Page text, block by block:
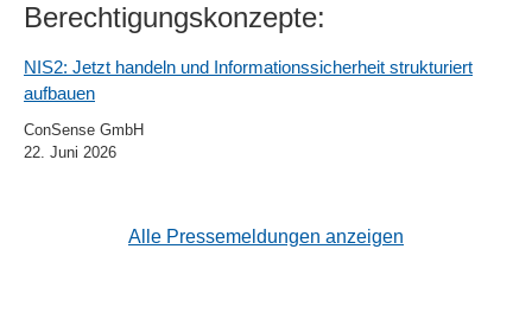
Berechtigungskonzepte:
NIS2: Jetzt handeln und Informationssicherheit strukturiert
aufbauen
ConSense GmbH
22. Juni 2026
Alle Pressemeldungen anzeigen